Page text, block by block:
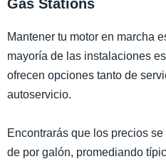
Gas Stations
Mantener tu motor en marcha
mayoría de las instalaciones
ofrecen opciones tanto de
autoservicio.
Encontrarás que los precios
de por galón, promediando